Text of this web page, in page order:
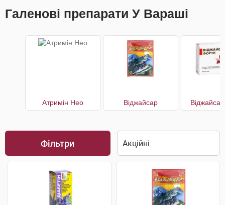
Галенові препарати У Вараші
Атримін Нео Віджайсар
Фільтри